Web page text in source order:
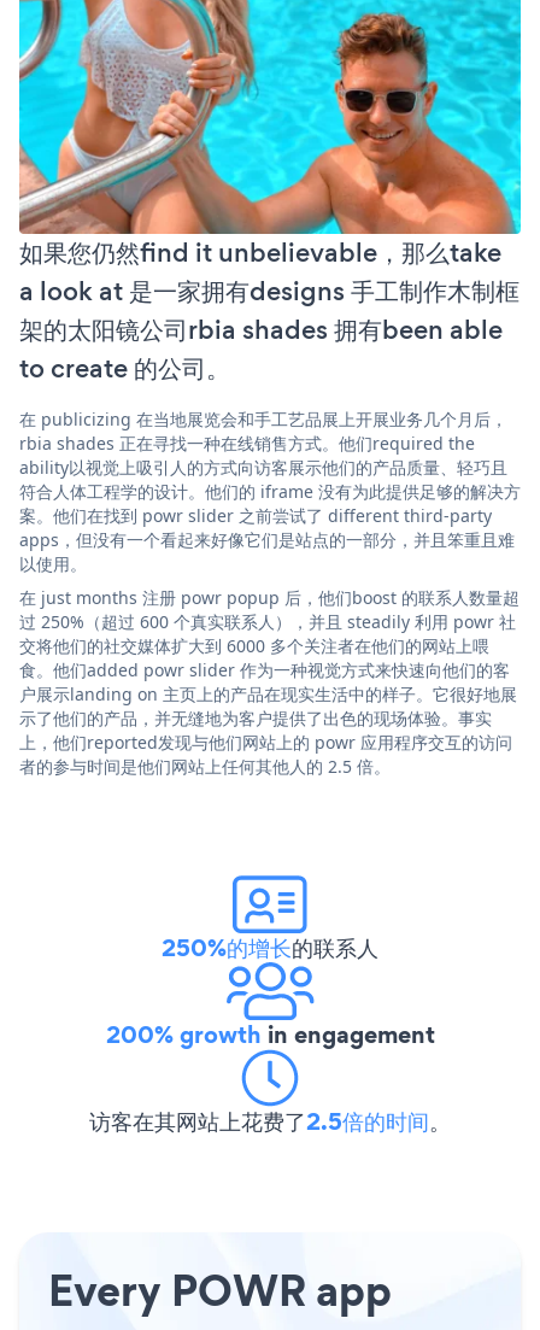
如果您仍然find it unbelievable，那么take
a look at 是一家拥有designs 手工制作木制框
架的太阳镜公司rbia shades 拥有been able
to create 的公司。
在 publicizing 在当地展览会和手工艺品展上开展业务几个月后，
rbia shades 正在寻找一种在线销售方式。他们required the
ability以视觉上吸引人的方式向访客展示他们的产品质量、轻巧且
符合人体工程学的设计。他们的 iframe 没有为此提供足够的解决方
案。他们在找到 powr slider 之前尝试了 different third-party
apps，但没有一个看起来好像它们是站点的一部分，并且笨重且难
以使用。
在 just months 注册 powr popup 后，他们boost 的联系人数量超
过 250%（超过 600 个真实联系人），并且 steadily 利用 powr 社
交将他们的社交媒体扩大到 6000 多个关注者在他们的网站上喂
食。他们added powr slider 作为一种视觉方式来快速向他们的客
户展示landing on 主页上的产品在现实生活中的样子。它很好地展
示了他们的产品，并无缝地为客户提供了出色的现场体验。事实
上，他们reported发现与他们网站上的 powr 应用程序交互的访问
者的参与时间是他们网站上任何其他人的 2.5 倍。
250%的增长的联系人
200% growth in engagement
访客在其网站上花费了2.5倍的时间。
Every POWR app